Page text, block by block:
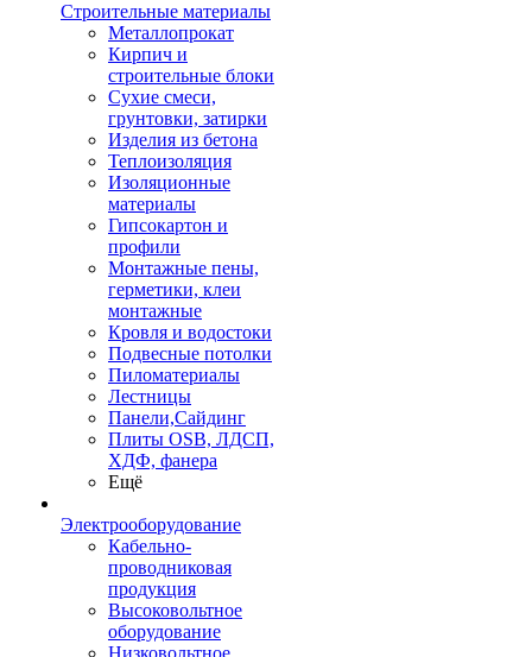
Строительные материалы
Металлопрокат
Кирпич и
строительные блоки
Сухие смеси,
грунтовки, затирки
Изделия из бетона
Теплоизоляция
Изоляционные
материалы
Гипсокартон и
профили
Монтажные пены,
герметики, клеи
монтажные
Кровля и водостоки
Подвесные потолки
Пиломатериалы
Лестницы
Панели,Сайдинг
Плиты OSB, ЛДСП,
ХДФ, фанера
Ещё
Электрооборудование
Кабельно-
проводниковая
продукция
Высоковольтное
оборудование
Низковольтное